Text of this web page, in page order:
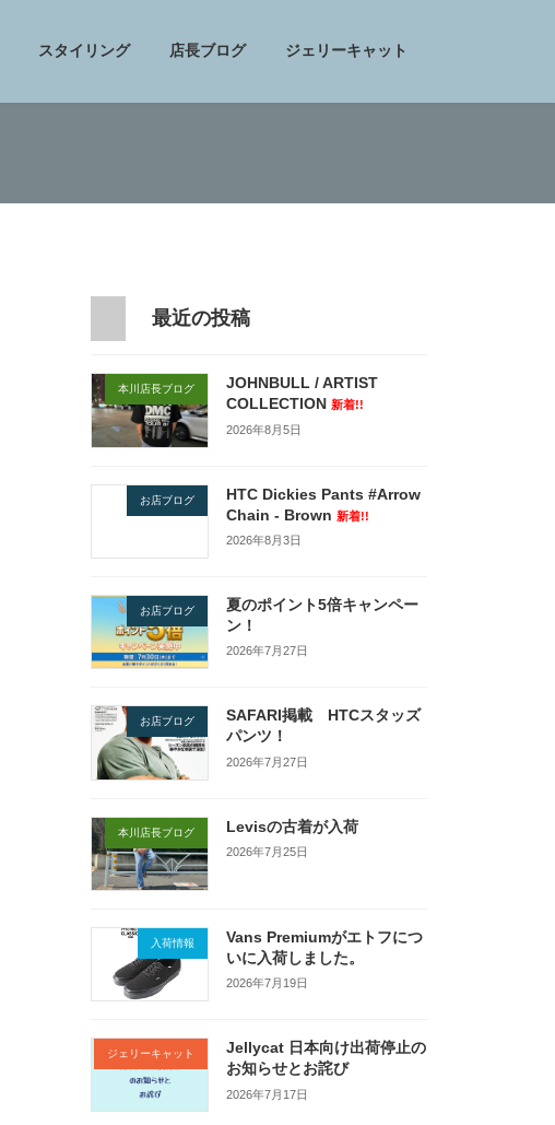
スタイリング 店長ブログ ジェリーキャット
最近の投稿
本川店長ブログ
JOHNBULL / ARTIST
COLLECTION 新着!!
2026年8月5日
お店ブログ
HTC Dickies Pants #Arrow
Chain - Brown 新着!!
2026年8月3日
お店ブログ
夏のポイント5倍キャンペー
ン！
2026年7月27日
お店ブログ
SAFARI掲載 HTCスタッズ
パンツ！
2026年7月27日
本川店長ブログ Levisの古着が入荷
2026年7月25日
入荷情報
Vans Premiumがエトフにつ
いに入荷しました。
2026年7月19日
ジェリーキャット
Jellycat 日本向け出荷停止の
お知らせとお詫び
2026年7月17日